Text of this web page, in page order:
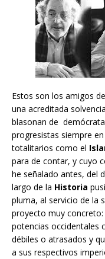
Estos son los amigos de
una acreditada
blasonan de
progresistas siempre
totalitarios como el
para de contar, y cuyo
he señalado antes, del
largo de la Historia
pluma, al servicio de la
proyecto muy
potencias occidentales
débiles o atrasados y
a sus respectivos